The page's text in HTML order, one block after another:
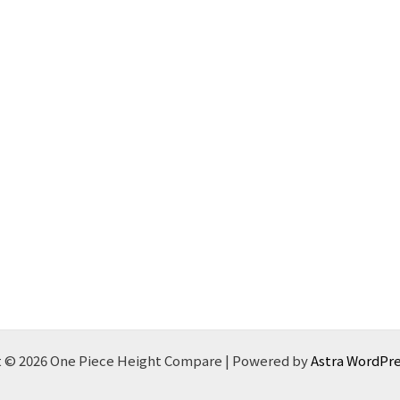
2026 One Piece Height Compare | Powered byAstra